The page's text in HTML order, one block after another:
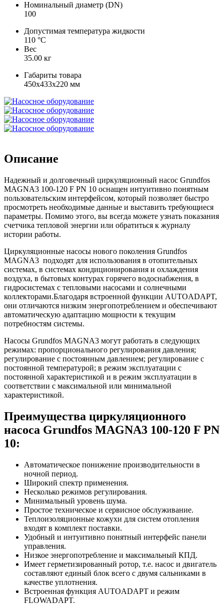
Номинальный диаметр (DN)
100
Допустимая температура жидкости
110 °С
Вес
35.00 кг
Габариты товара
450x433x220 мм
Описание
Надежный и долговечный циркуляционный насос Grundfos
MAGNA3 100-120 F PN 10 оснащен интуитивно понятным
пользовательским интерфейсом, который позволяет быстро
просмотреть необходимые данные и выставить требующиеся
параметры. Помимо этого, вы всегда можете узнать показания
счетчика тепловой энергии или обратиться к журналу
истории работы.
Циркуляционные насосы нового поколения Grundfos
MAGNA3 подходят для использования в отопительных
системах, в системах кондиционирования и охлаждения
воздуха, в бытовых контурах горячего водоснабжения, в
гидросистемах с тепловыми насосами и солнечными
коллекторами.Благодаря встроенной функции AUTOADAPT,
они отличаются низким энергопотреблением и обеспечивают
автоматическую адаптацию мощности к текущим
потребностям системы.
Насосы Grundfos MAGNA3 могут работать в следующих
режимах: пропорционального регулирования давления;
регулирование с постоянным давлением; регулирование с
постоянной температурой; в режим эксплуатации с
постоянной характеристикой и в режим эксплуатации в
соответствии с максимальной или минимальной
характеристикой.
Преимущества циркуляционного
насоса Grundfos MAGNA3 100-120 F PN
10:
Автоматическое понижение производительности в
ночной период.
Широкий спектр применения.
Несколько режимов регулирования.
Минимальный уровень шума.
Простое техническое и сервисное обслуживание.
Теплоизоляционные кожухи для систем отопления
входят в комплект поставки.
Удобный и интуитивно понятный интерфейс панели
управления.
Низкое энергопотребление и максимальный КПД.
Имеет герметизированный ротор, т.е. насос и двигатель
составляют единый блок всего с двумя сальниками в
качестве уплотнения.
Встроенная функция AUTOADAPT и режим
FLOWADAPT.